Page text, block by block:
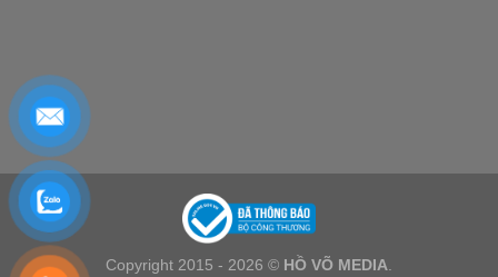
Copyright 2015 - 2026 © HỒ VÕ MEDIA